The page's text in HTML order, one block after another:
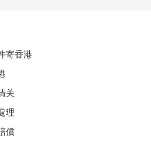
寄香港
关
理
償